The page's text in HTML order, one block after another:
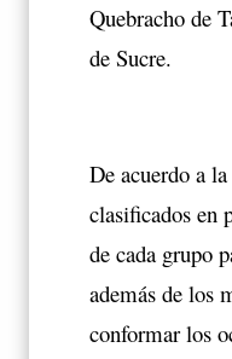
Quebracho de
de Sucre.
De acuerdo a
clasificados en
de cada grupo
además de los
conformar los